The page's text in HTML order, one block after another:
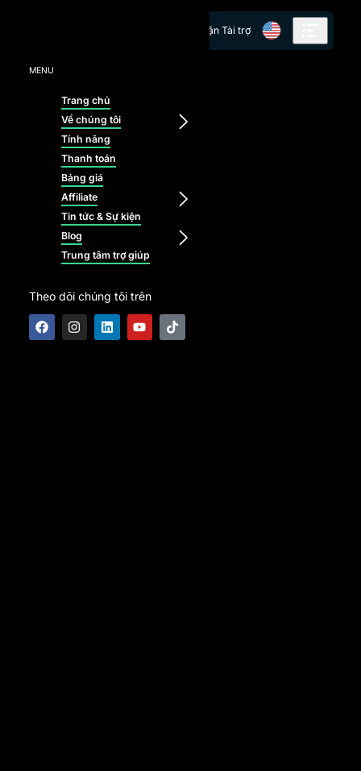
MENU
Trang chủ
Về chúng tôi
Tính năng
Thanh toán
Bảng giá
Affiliate
Tin tức & Sự kiện
Blog
Trung tâm trợ giúp
Theo dõi chúng tôi trên
Nhận Tài trợ